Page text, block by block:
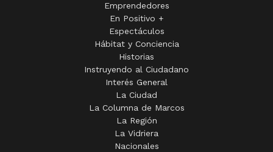
Emprendedores
En Positivo +
Espectáculos
Hábitat y Conciencia
Historias
Instruyendo al Ciudadano
Interés General
La Ciudad
La Columna de Marcos
La Región
La Vidriera
Nacionales